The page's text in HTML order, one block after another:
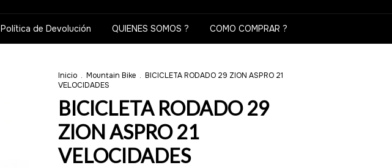
Política de Devolución QUIENES SOMOS ? COMO COMPRAR ?
Inicio . Mountain Bike . BICICLETA RODADO 29 ZION ASPRO 21
VELOCIDADES
BICICLETA RODADO 29
ZION ASPRO 21
VELOCIDADES